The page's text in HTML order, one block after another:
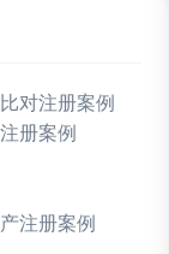
对注册案例
册案例
注册案例